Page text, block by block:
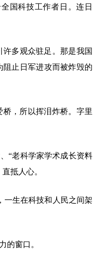
国科技工作者日。连日
多观众驻足。那是我国
止日军进攻而被炸毁的
，所以挥泪炸桥。字里
“老科学家学术成长资料
抵人心。
一生在科技和人民之间架
的窗口。